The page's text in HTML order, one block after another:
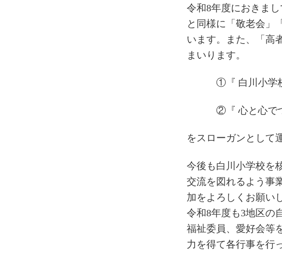
令和8年度におきま
と同様に「敬老会」
います。また、「高
まいります。
①『 白川小学
②『 心と心で
をスローガンとして
今後も白川小学校を
交流を図れるよう事
加をよろしくお願い
令和8年度も3地区の
福祉委員、愛好会等
力を得て各行事を行